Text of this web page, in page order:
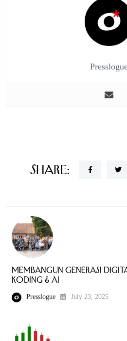
Share:
Membangun Generasi
Koding & AI
Presslogue July 23, 2025